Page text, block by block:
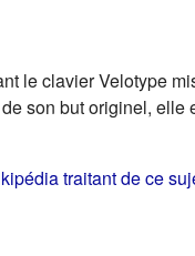
le clavierVelotype
son but originel, elle
traitant de ce